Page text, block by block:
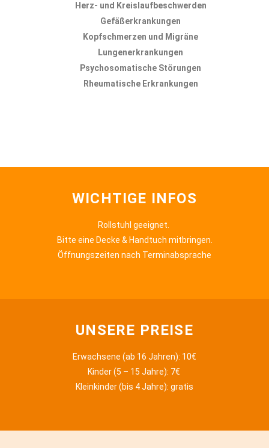
Herz- und Kreislaufbeschwerden
Gefäßerkrankungen
Kopfschmerzen und Migräne
Lungenerkrankungen
Psychosomatische Störungen
Rheumatische Erkrankungen
WICHTIGE INFOS
Rollstuhl geeignet.
Bitte eine Decke & Handtuch mitbringen.
Öffnungszeiten nach Terminabsprache
UNSERE PREISE​
Erwachsene (ab 16 Jahren): 10€
Kinder (5 – 15 Jahre): 7€
Kleinkinder (bis 4 Jahre): gratis